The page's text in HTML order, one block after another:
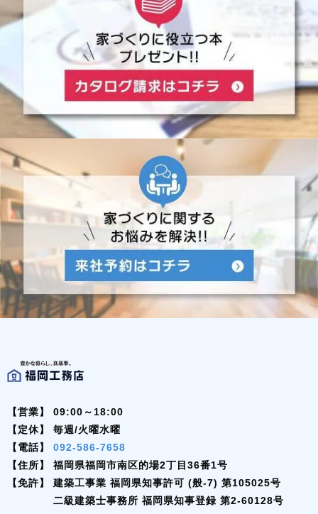
【営業】
09:00～18:00
【定休】
毎週/火曜水曜
【電話】
092-586-7658
【住所】
福岡県福岡市南区的場2丁目36番1号
【免許】
建築工事業 福岡県知事許可 (般-7) 第105025号
二級建築士事務所 福岡県知事登録 第2-60128号